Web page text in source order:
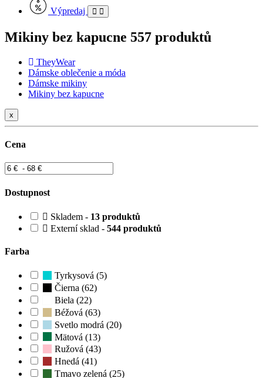
Výpredaj
Mikiny bez kapucne 557 produktů
TheyWear
Dámske oblečenie a móda
Dámske mikiny
Mikiny bez kapucne
x
Cena
Dostupnost
Skladem - 13 produktů
Externí sklad - 544 produktů
Farba
Tyrkysová (5)
Čierna (62)
Biela (22)
Béžová (63)
Svetlo modrá (20)
Mätová (13)
Ružová (43)
Hnedá (41)
Tmavo zelená (25)